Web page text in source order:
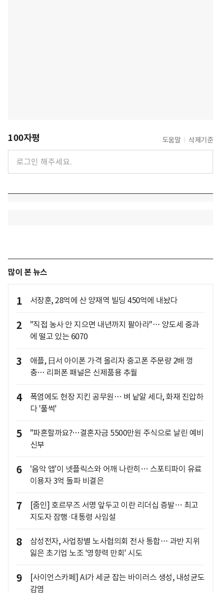
100자평 도움말 삭제기준
많이 본 뉴스
1 서장훈, 28억에 산 양재역 빌딩 450억에 내놨다
2
"직접 농사 안 지으면 내년까지 팔아라"… 양도세 중과
에 떨고 있는 6070
3
애플, 日서 아이폰 가격 올리자 중고폰 주문량 2배 껑
충… 리퍼폰 패널은 신제품용 추월
4
폭염에도 현장 지킨 공무원… 벼 낱알 세다, 화재 진압하
다 '풀썩'
5
"파혼할까요?…결혼자금 5500만원 주식으로 날린 예비
신부
6
'음악 앱'이 넷플릭스와 어깨 나란히… 스포티파이 유료
이용자 3억 돌파 비결은
7
[줌인] 호르무즈 서명 앞두고 이란 리더십 증발… 최고
지도자 잠행·대통령 사임설
8
삼성전자, 사업장별 노사협의회 전사 통합… 과반 지위
잃은 초기업 노조 '영향력 만회' 시도
9
[사이언스카페] AI가 세균 잡는 바이러스 생성, 내성균도
감염